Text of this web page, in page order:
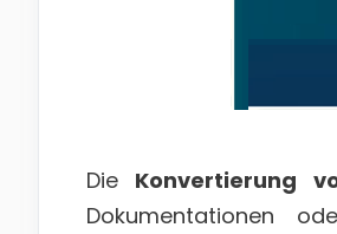
Die Konvertierung
Dokumentationen